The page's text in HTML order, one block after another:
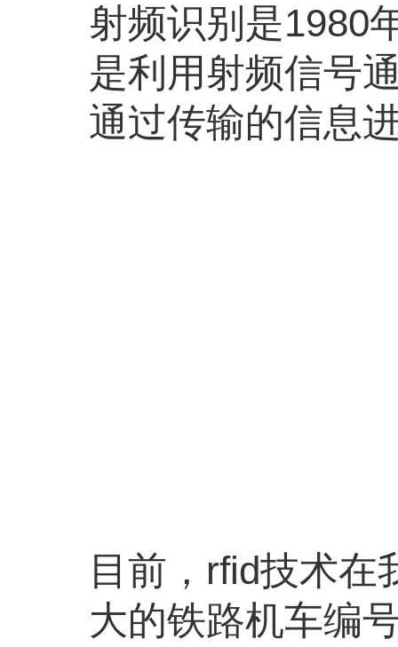
射频识别是1980
是利用射频信号
通过传输的信息
目前，rfid技术
大的铁路机车编